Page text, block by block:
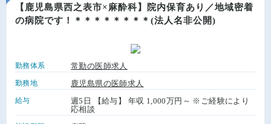
【鹿児島県西之表市×麻酔科】院内保育あり／地域密着
の病院です！＊＊＊＊＊＊＊＊(法人名非公開)
勤務体系 常勤の医師求人
勤務地 鹿児島県の医師求人
給与
週5日 【給与】 年収 1,000万円～ ※ご経験により
応相談